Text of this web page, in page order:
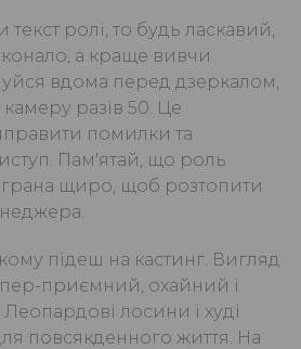
ролі, то будь ласкавий,
а краще вивчи
вдома перед дзеркалом,
разів 50. Це
помилки та
Пам'ятай, що роль
щиро, щоб розтопити
підеш на кастинг. Вигляд
приємний, охайний і
лосини і худі
повсякденного життя. На